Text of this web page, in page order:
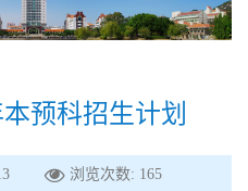
预科招生计划
13 浏览次数: 165